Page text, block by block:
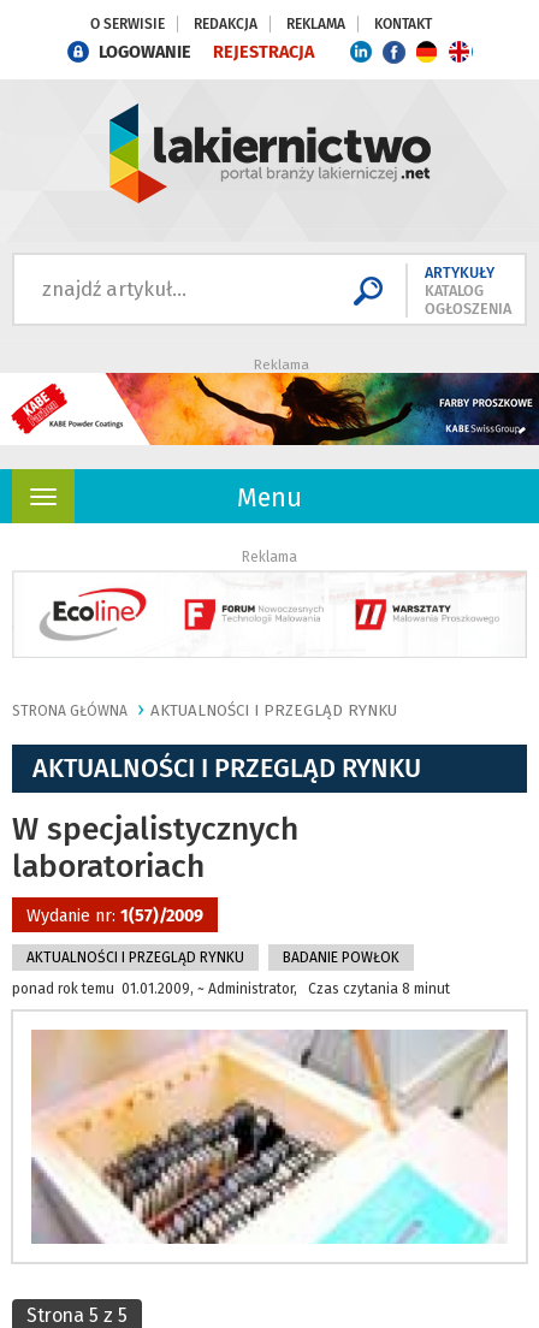
O SERWISIE REDAKCJA REKLAMA KONTAKT
LOGOWANIE REJESTRACJA
ARTYKUŁY
KATALOG
OGŁOSZENIA
Reklama
Menu
Rozwiń
Reklama
STRONA GŁÓWNA AKTUALNOŚCI I PRZEGLĄD RYNKU
AKTUALNOŚCI I PRZEGLĄD RYNKU
W specjalistycznych
laboratoriach
Wydanie nr: 1(57)/2009
AKTUALNOŚCI I PRZEGLĄD RYNKU
BADANIE POWŁOK
ponad rok temu 01.01.2009, ~ Administrator, Czas czytania 8 minut
Strona 5 z 5